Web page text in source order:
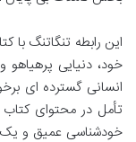
این رابطه تنگاتنگ با
خود، دنیایی پرهیاهو
انسانی گسترده ای
تأمل در محتوای
خودشناسی عمیق و